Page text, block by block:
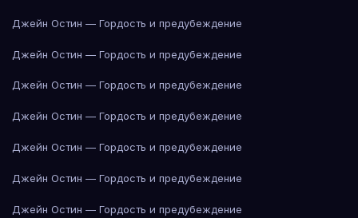
Джейн Остин — Гордость и предубеждение
Джейн Остин — Гордость и предубеждение
Джейн Остин — Гордость и предубеждение
Джейн Остин — Гордость и предубеждение
Джейн Остин — Гордость и предубеждение
Джейн Остин — Гордость и предубеждение
Джейн Остин — Гордость и предубеждение